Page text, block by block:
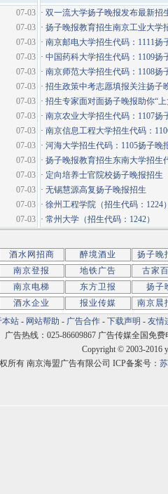
· 双一流大学扬子晚报发布最新招
· 扬子晚报教育招生南京工业大学
· 南京邮电大学招生代码：1111扬
· 中国药科大学招生代码：1109扬
· 南京师范大学招生代码：1108扬
· 招生政策中考志愿填报关注扬子
· 招生专家面对面扬子晚报助你“上
· 南京农业大学招生代码：1107扬
· 南京信息工程大学招生代码：
· 河海大学招生代码：1105扬子晚
· 扬子晚报教育招生东南大学招生
· 定向培养士官院校扬子晚报招生
· 无锡慧源高复扬子晚报招生
· 徐州工程学院（招生代码：1224
· 常州大学（招生代码：1242）
07-03
07-03
07-03
07-03
07-03
07-03
07-03
07-03
07-03
07-03
07-03
07-03
07-03
07-03
07-03
酒水网招商 醉境酒业
扬子晚
南京登报 地铁广告
古家
南京电梯 东方卫报
扬子
酒水企业 报业传媒
南京晨
本站 - 网站帮助 - 广告合作 - 下载声明 - 友情
广告热线：025-86609867 广告传媒全国免费
Copyright © 2003-2016
所有 南京海盟广告有限公司 ICP备案号：